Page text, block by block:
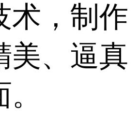
术，制作
美、逼真